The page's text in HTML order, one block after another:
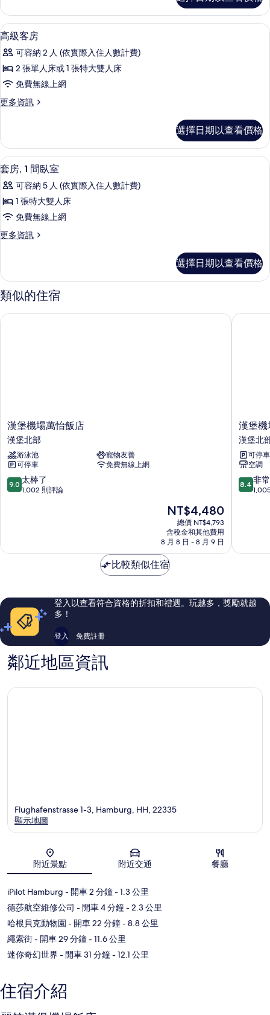
客
房
的
情
顯
示
高
級
客
房
所
有
相
片
高級客房 | 高級寢具、Select Comfort
3
高級客房
可容納 2 人 (依實際入住人數計費)
2 張單人床或 1 張特大雙人床
免費無線上網
更多資訊
更
客
房
的
情
選擇日期以查看價格
顯
示
套
房,
間
室
的
所
有
套房, 1 間臥室 | 高級寢具、Select
4
套房, 1 間臥室
可容納 5 人 (依實際入住人數計費)
1 張特大雙人床
免費無線上網
更多資訊
更
1
間
臥
的
選擇日期以查看價格
類似的住宿
漢
堡
機
場
萬
怡
飯
漢堡機場萬怡飯店
漢堡北部
游泳池
寵物友善
可停車
免費無線上網
9.0
分，
棒
評
論
9.0 太棒了
1,002 則評論
現
價
格
為
NT$4,480
NT$4,480
總價 NT$4,793
含稅金和其他費用
8 月 8 日 - 8 月 9 日
漢堡機場萬怡飯店
漢
堡
機
場
B&B
飯
店
漢堡機
漢堡北
可停車
空調
8.4
分，
常
評
論
8.4 非
漢堡機
比較類似住宿
登入以查看符合資格的折扣和禮遇。玩越多，獎勵就越
多！
登入 免費註冊
鄰近地區資訊
地圖
Flughafenstrasse 1-3, Hamburg, HH, 22335
顯示地圖
附近景點 附近交通 餐廳
iPilot Hamburg - 開車 2 分鐘- 1.3 公里
德莎航空維修公司 - 開車 4 分鐘- 2.3 公里
哈根貝克動物園 - 開車 22 分鐘- 8.8 公里
繩索街- 開車 29 分鐘- 11.6 公里
迷你奇幻世界 - 開車 31 分鐘- 12.1 公里
住宿介紹